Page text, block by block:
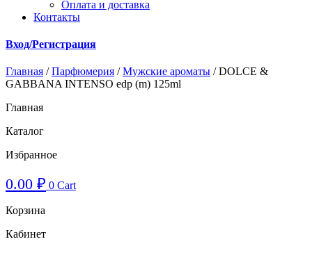
Оплата и доставка
Контакты
Вход/Регистрация
Главная /Парфюмерия /Мужские ароматы / DOLCE &
GABBANA INTENSO edp (m) 125ml
Главная
Каталог
Избранное
0.00 ₽ 0 Cart
Корзина
Кабинет